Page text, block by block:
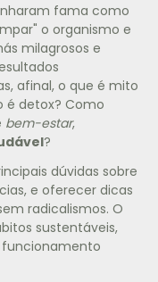
fama como
o organismo e
milagrosos e
afinal, o que é mito
é detox? Como
bem-estar,
?
dúvidas sobre
e oferecer dicas
radicalismos. O
sustentáveis,